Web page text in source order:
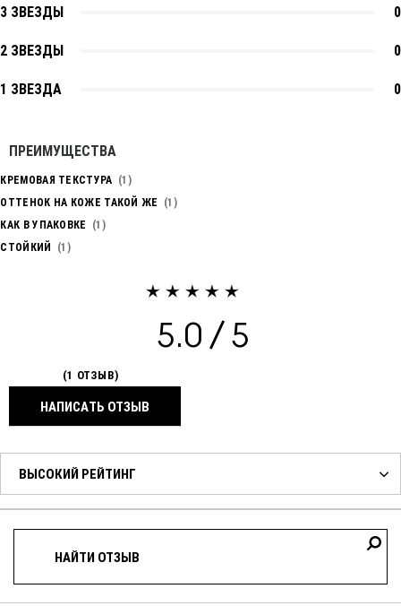
3 ЗВЕЗДЫ 0
2 ЗВЕЗДЫ 0
1 ЗВЕЗДА 0
ПРЕИМУЩЕСТВА
КРЕМОВАЯ ТЕКСТУРА
1
ОТТЕНОК НА КОЖЕ ТАКОЙ ЖЕ
1
КАК В УПАКОВКЕ
1
СТОЙКИЙ
1
5.0
1 ОТЗЫВ
НАПИСАТЬ ОТЗЫВ